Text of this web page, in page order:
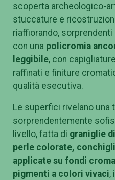
scoperta archeologico-
stuccature e
riaffiorando,
con una policromia
leggibile, con
raffinati e finiture
qualità esecutiva.
Le superfici rivelano una
sorprendentemente
livello, fatta di graniglie
perle colorate,
applicate su fondi
pigmenti a colori vivaci,